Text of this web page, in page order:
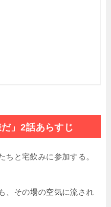
」2話あらすじ
ちと宅飲みに参加する。
、その場の空気に流され